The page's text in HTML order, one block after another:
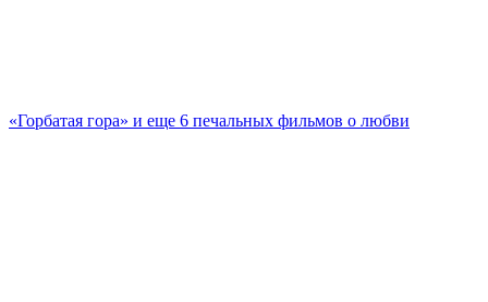
«Горбатая гора» и еще 6 печальных фильмов о любви